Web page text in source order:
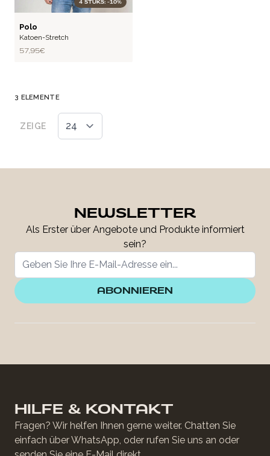
4 STUKS: -10%
FLEX
Polo
Katoen-Stretch
57,95 €
3 ELEMENTE
ZEIGE
NEWSLETTER
Als Erster über Angebote und Produkte informiert
sein?
ABONNIEREN
HILFE & KONTAKT
Fragen? Wir helfen Ihnen gerne weiter. Chatten Sie
einfach über WhatsApp, oder rufen Sie uns an oder